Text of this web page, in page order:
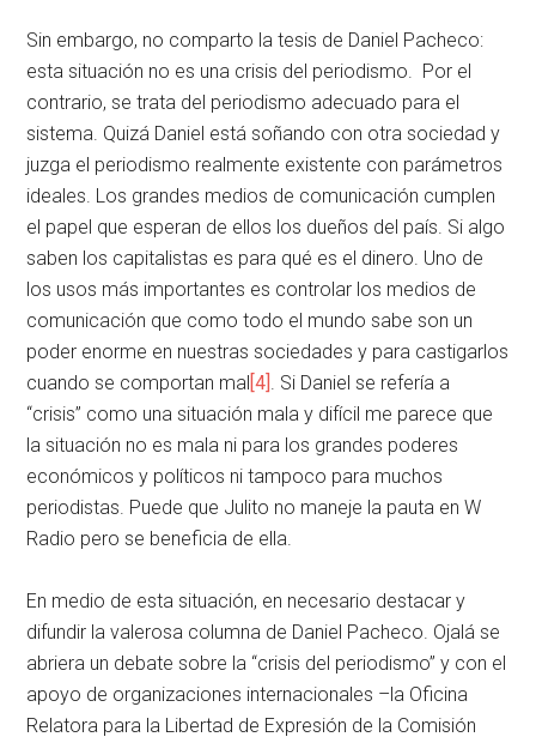
Sin embargo, no comparto la tesis de Daniel Pacheco:
esta situación no es una crisis del periodismo. Por el
contrario, se trata del periodismo adecuado para el
sistema. Quizá Daniel está soñando con otra sociedad y
juzga el periodismo realmente existente con parámetros
ideales. Los grandes medios de comunicación cumplen
el papel que esperan de ellos los dueños del país. Si algo
saben los capitalistas es para qué es el dinero. Uno de
los usos más importantes es controlar los medios de
comunicación que como todo el mundo sabe son un
poder enorme en nuestras sociedades y para castigarlos
cuando se comportan mal[4] . Si Daniel se refería a
“crisis” como una situación mala y difícil me parece que
la situación no es mala ni para los grandes poderes
económicos y políticos ni tampoco para muchos
periodistas. Puede que Julito no maneje la pauta en W
Radio pero se beneficia de ella.
En medio de esta situación, en necesario destacar y
difundir la valerosa columna de Daniel Pacheco. Ojalá se
abriera un debate sobre la “crisis del periodismo” y con el
apoyo de organizaciones internacionales –la Oficina
Relatora para la Libertad de Expresión de la Comisión